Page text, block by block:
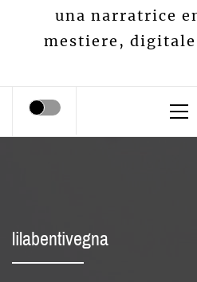
una narratrice
mestiere, digitale
lilabentivegna